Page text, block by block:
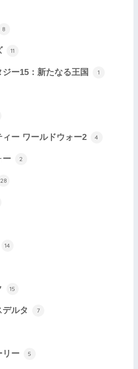
8
11
ー15：新たなる王国 1
ー ワールドウォー2 4
ー 2
28
14
15
ルタ 7
リー 5